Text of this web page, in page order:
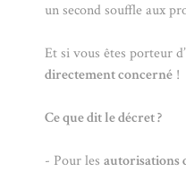
un second souffle aux
Et si vous êtes porteur
directement concerné !
Ce que dit le décret ?
- Pour les autorisations